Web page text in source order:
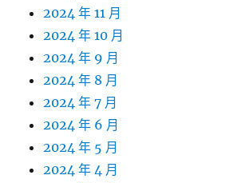
2024 年 11 月
2024 年 10 月
2024 年 9 月
2024 年 8 月
2024 年 7 月
2024 年 6 月
2024 年 5 月
2024 年 4 月